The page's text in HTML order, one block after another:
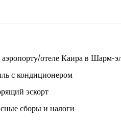
отвезут вас, не беспокойтесь
отправиться куда угодно
аэропорту/отеле Каира в Шарм-
с кондиционером
эскорт
сборы и налоги